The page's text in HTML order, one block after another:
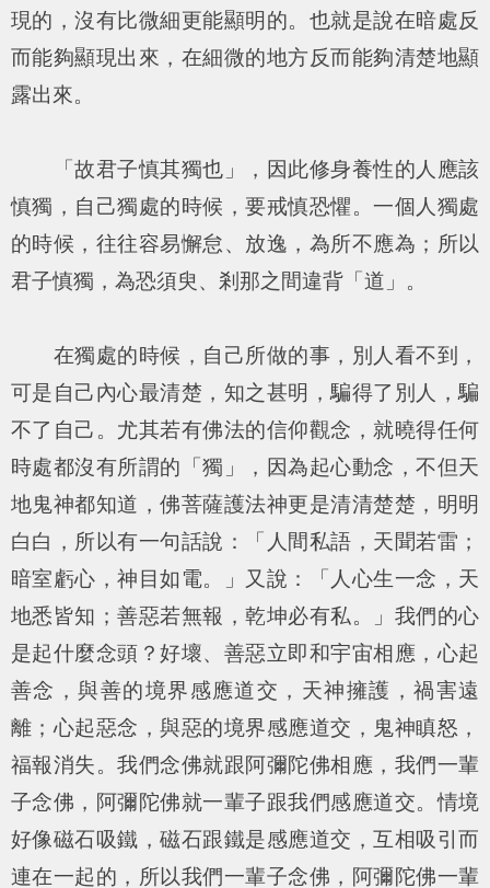
現的，沒有比微細更能顯明的。也就是說在暗處反
而能夠顯現出來，在細微的地方反而能夠清楚地顯
露出來。
「故君子慎其獨也」，因此修身養性的人應該
慎獨，自己獨處的時候，要戒慎恐懼。一個人獨處
的時候，往往容易懈怠、放逸，為所不應為；所以
君子慎獨，為恐須臾、剎那之間違背「道」。
在獨處的時候，自己所做的事，別人看不到，
可是自己內心最清楚，知之甚明，騙得了別人，騙
不了自己。尤其若有佛法的信仰觀念，就曉得任何
時處都沒有所謂的「獨」，因為起心動念，不但天
地鬼神都知道，佛菩薩護法神更是清清楚楚，明明
白白，所以有一句話說：「 人間私語，天聞若雷；
暗室虧心，神目如電。
」又說：「 人心生一念，天
地悉皆知；善惡若無報，乾坤必有私。
」我們的心
是起什麼念頭？好壞、善惡立即和宇宙相應，心起
善念，與善的境界感應道交，天神擁護，禍害遠
離；心起惡念，與惡的境界感應道交，鬼神瞋怒，
福報消失。我們念佛就跟阿彌陀佛相應，我們一輩
子念佛，阿彌陀佛就一輩子跟我們感應道交。情境
好像磁石吸鐵，磁石跟鐵是感應道交，互相吸引而
連在一起的，所以我們一輩子念佛，阿彌陀佛一輩